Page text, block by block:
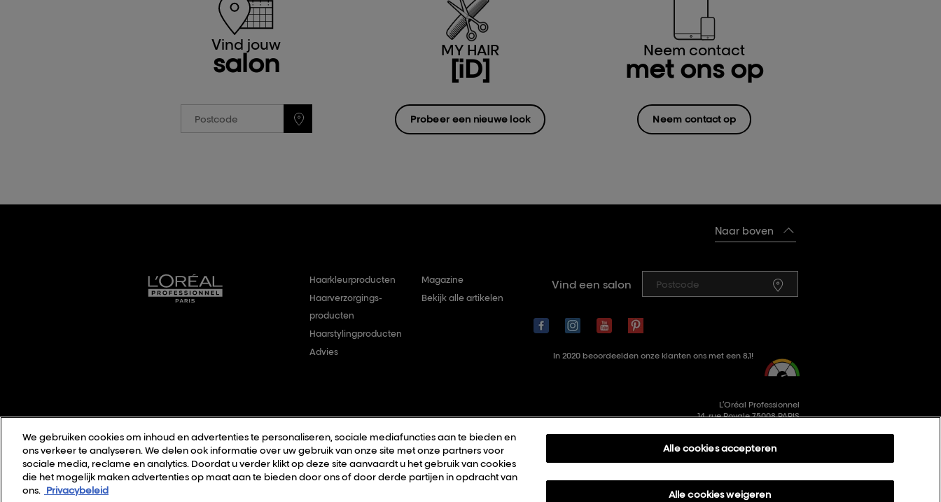
Vind jouw
salon MY HAIR
[iD]
Probeer een nieuwe look
Neem contact
met ons op
Neem contact op
Haarkleurproducten
Haarverzorgings-
producten
Haarstylingproducten
Advies
Magazine
Bekijk alle artikelen
Vind een salon
In 2020 beoordeelden onze klanten ons met een 8,1!
L’Oréal Professionnel
14, rue Royale 75008 PARIS
Naar boven
We gebruiken cookies om inhoud en advertenties te personaliseren, sociale mediafuncties aan te bieden en
ons verkeer te analyseren. We delen ook informatie over uw gebruik van onze site met onze partners voor
sociale media, reclame en analytics. Doordat u verder klikt op deze site aanvaardt u het gebruik van cookies
die het mogelijk maken advertenties op maat aan te bieden door ons of door derde partijen in opdracht van
ons.
Privacybeleid Alle cookies weigeren
Alle cookies accepteren